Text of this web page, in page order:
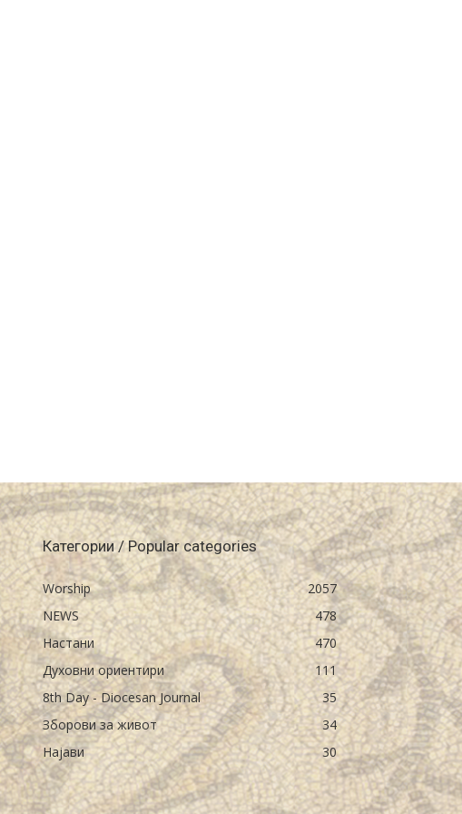
Категории / Popular categories
Worship
2057
NEWS
478
Настани
470
Духовни ориентири
111
8th Day - Diocesan Journal
35
Зборови за живот
34
Најави
30